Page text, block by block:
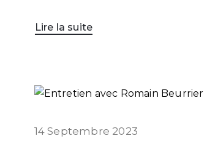
Lire la suite
14 Septembre 2023